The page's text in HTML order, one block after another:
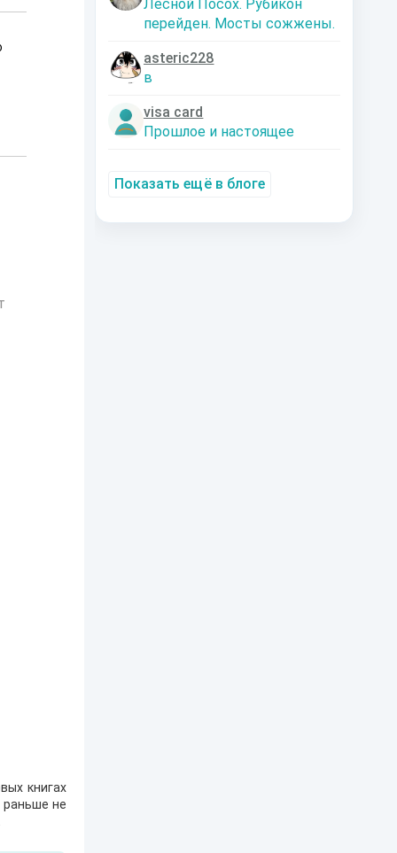
Лесной Посох. Рубикон
перейден. Мосты сожжены.
asteric228
в
visa card
Прошлое и настоящее
Показать ещё в блоге
книгах
раньше не